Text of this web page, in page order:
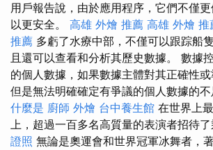
用戶報告說，由於應用程序，它們不僅
以更安全。 高雄 外燴 推薦 高雄 外燴 推
推薦 多虧了水療中部，不僅可以跟踪船
且還可以查看和分析其歷史數據。 數據
的個人數據，如果數據主體對其正確性或
但是無法明確確定有爭議的個人數據的不
什麼是 廚師 外燴 台中養生館 在世界上
上，超過一百多名高質量的表演者招待了
證照 無論是奧運會和世界冠軍冰舞者，